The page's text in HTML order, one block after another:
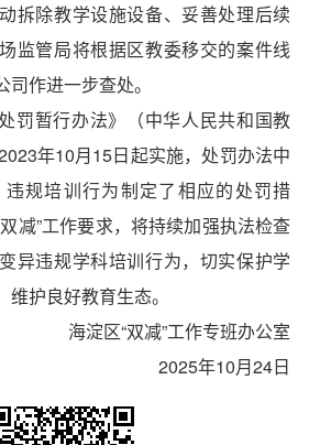
拆除教学设施设备、妥善处理后续
监管局将根据区教委移交的案件线
作进一步查处。
罚暂行办法》（中华人民共和国教
年10月15日起实施，处罚办法中
规培训行为制定了相应的处罚措
减”工作要求，将持续加强执法检查
异违规学科培训行为，切实保护学
护良好教育生态。
海淀区“双减”工作专班办公室
2025年10月24日